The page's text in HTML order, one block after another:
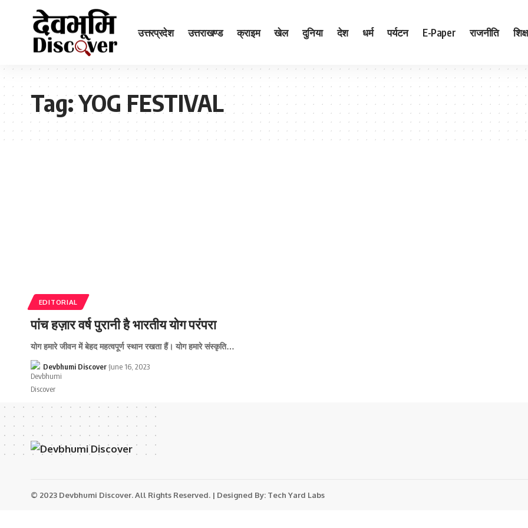
उत्तरप्रदेश उत्तराखण्ड क्राइम खेल दुनिया देश धर्म पर्यटन E-Paper राजनीति
Tag:YOG FESTIVAL
EDITORIAL
पांच हज़ार वर्ष पुरानी है भारतीय योग परंपरा
योग हमारे जीवन में बेहद महत्वपूर्ण स्थान रखता हैं। योग हमारे संस्कृति…
Devbhumi Discover June 16, 2023
© 2023 Devbhumi Discover. All Rights Reserved. | Designed By: Tech Yard Labs